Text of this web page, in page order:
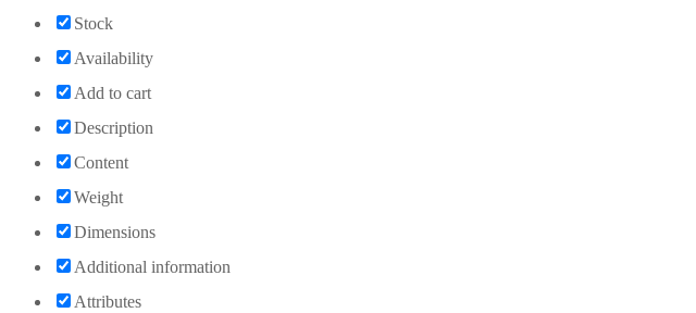
Stock
Availability
Add to cart
Description
Content
Weight
Dimensions
Additional information
Attributes